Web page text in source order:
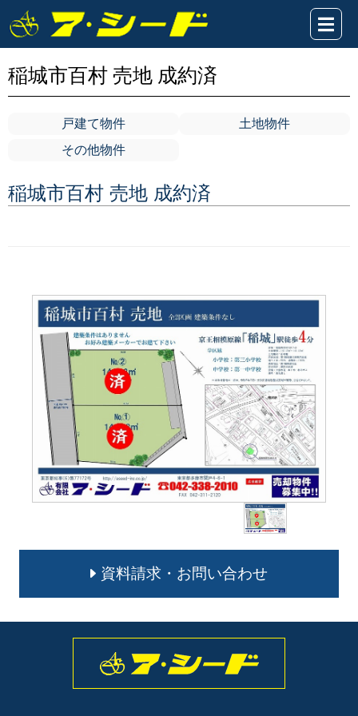
稲城市百村 売地 成約済
戸建て物件
土地物件
その他物件
稲城市百村 売地 成約済
資料請求・お問い合わせ